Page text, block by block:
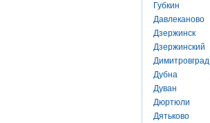
Губкин
Давлеканово
Дзержинск
Дзержинский
Димитровград
Дубна
Дуван
Дюртюли
Дятьково